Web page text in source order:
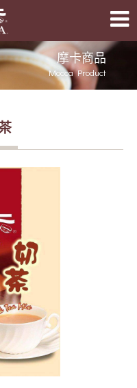
摩卡商品
Mocca Product